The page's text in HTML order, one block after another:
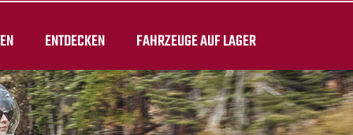
ENTDECKEN FAHRZEUGE AUF LAGER